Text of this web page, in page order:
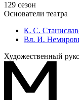
129 сезон
Основатели театра
К. С.
Вл. И.
Художественный